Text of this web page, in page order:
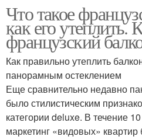
Что такое
как его утеплить.
французский
Как правильно утеплить
панорамным остеклением
Еще сравнительно недавно
было стилистическим
категории deluxe. В течение
маркетинг «видовых»